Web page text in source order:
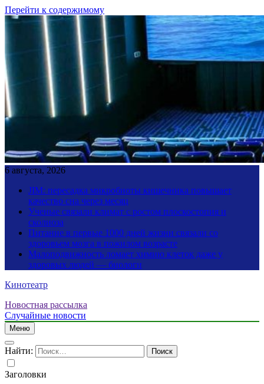
Перейти к содержимому
6 августа, 2026
JIM: пересадка микробиоты кишечника повышает
качество сна через месяц
Ученые связали климат с ростом плоскостопия и
сколиоза
Питание в первые 1000 дней жизни связали со
здоровьем мозга в пожилом возрасте
Малоподвижность ломает химию клеток даже у
здоровых людей — биологи
Кинотеатр
Новостная рассылка
Случайные новости
Меню
Найти:
Заголовки